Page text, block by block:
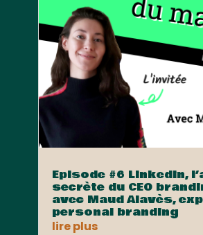
Episode #6 Linkedin,
secrète du CEO
avec Maud Alavès,
personal branding
lire plus